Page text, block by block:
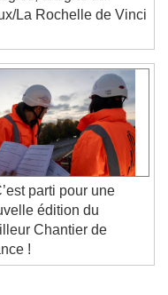
a signé un
La Rochelle de Vinci
parti pour une
édition du
Chantier de
!